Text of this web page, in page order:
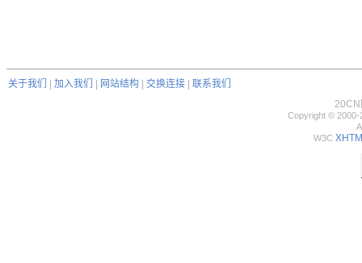
关于我们 加入我们 网站结构 交换连接
联系我们
20CN
Copyright © 2000-
W3C